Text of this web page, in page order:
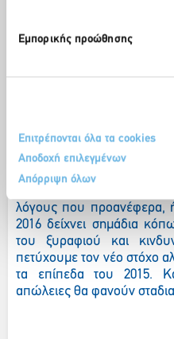
Εμπορικής προώθησης
Επιτρέπονται όλα τα cookies
Αποδοχή επιλεγμένων
Απόρριψη όλων
Κυρίες και κύριοι,
τους δανειστές, έχει
αρχική πρόβλεψη τουΣΕΤΕ
εκατ. περισσότερες
κρουαζιέρα. Και έσοδα
λόγους που προανέφερα,
2016 δείχνει σημάδια
του ξυραφιού και
πετύχουμε τον νέο στόχο
τα επίπεδα του 2015.
απώλειες θα φανούν